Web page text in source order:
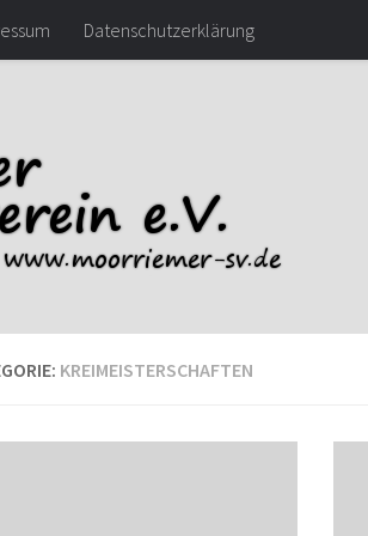
Datenschutzerklärung
KREIMEISTERSCHAFTEN